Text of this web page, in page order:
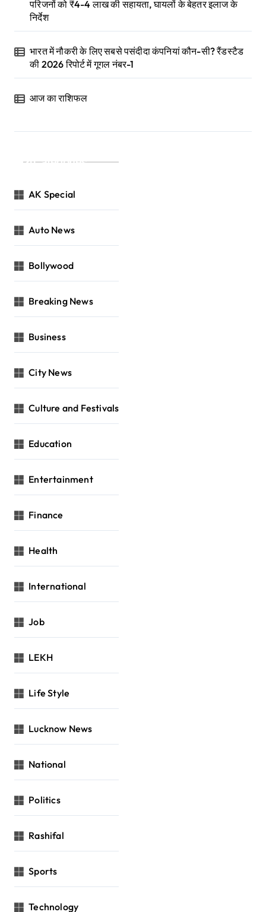
परिजनों को ₹4-4 लाख की सहायता, घायलों के बेहतर इलाज के
निर्देश
भारत में नौकरी के लिए सबसे पसंदीदा कंपनियां कौन-सी? रैंडस्टैड
की 2026 रिपोर्ट में गूगल नंबर-1
आज का राशिफल
Categories
AK Special
Auto News
Bollywood
Breaking News
Business
City News
Culture and Festivals
Education
Entertainment
Finance
Health
International
Job
LEKH
Life Style
Lucknow News
National
Politics
Rashifal
Sports
Technology